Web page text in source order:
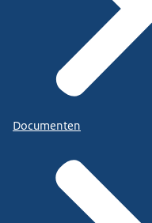
Documenten